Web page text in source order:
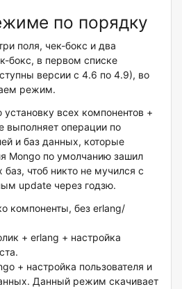
по порядку
поля, чек-бокс и два
бокс, в первом списке
версии с 4.6 по 4.9), во
режим.
установку всех компонентов +
выполняет операции по
и баз данных, которые
Mongo по умолчанию зашил
чтоб никто не мучился с
update через годзю.
компоненты, без erlang/
+ erlang + настройка
+ настройка пользователя и
Данный режим скачивает